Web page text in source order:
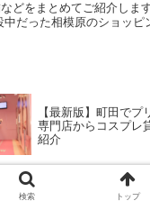
どをまとめてご紹介しま
【最新版】町田でプ
専門店からコスプレ
紹介
すすめのビュッフェ
検索 トップ